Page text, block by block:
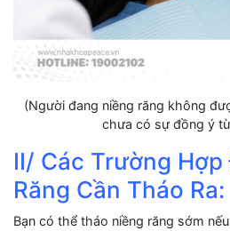
(Người đang niềng răng không
chưa có sự đồng ý
II/ Các Trường
Răng Cần Tháo Ra:
Bạn có thể tháo niềng răng sớm